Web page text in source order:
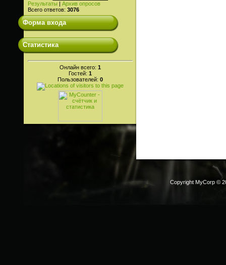
Результаты
Архив опросов
Всего ответов: 3076
Форма входа
Статистика
Онлайн всего: 1
Гостей: 1
Пользователей: 0
Copyright MyCorp ©